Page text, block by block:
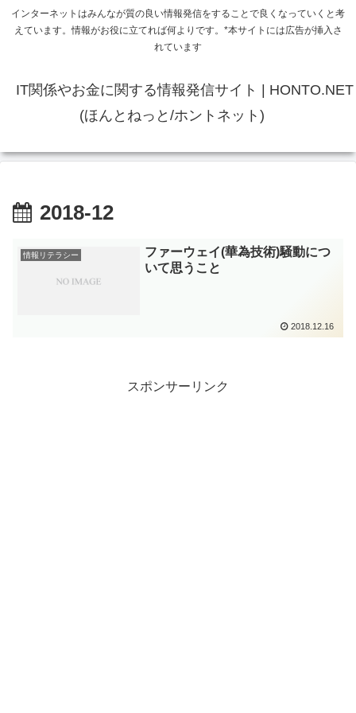
インターネットはみんなが質の良い情報発信をすることで良くなっていくと考
えています。情報がお役に立てれば何よりです。*本サイトには広告が挿入さ
れています
IT関係やお金に関する情報発信サイト | HONTO.NET
(ほんとねっと/ホントネット)
2018-12
情報リテラシー
ファーウェイ(華為技術)騒動につ
いて思うこと
2018.12.16
スポンサーリンク